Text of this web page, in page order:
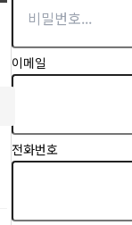
이메일
전화번호